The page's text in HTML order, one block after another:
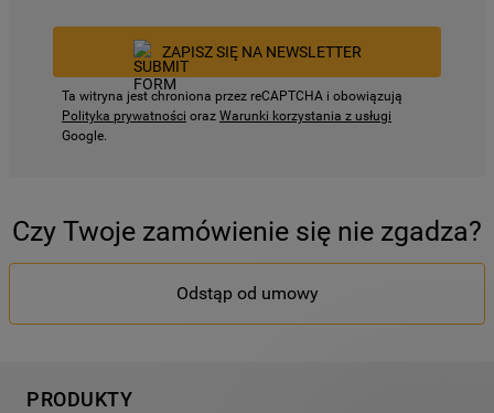
ZAPISZ SIĘ NA NEWSLETTER
Ta witryna jest chroniona przez reCAPTCHA i obowiązują
Polityka prywatności oraz Warunki korzystania z usługi
Google.
Czy Twoje zamówienie się nie zgadza?
Odstąp od umowy
PRODUKTY